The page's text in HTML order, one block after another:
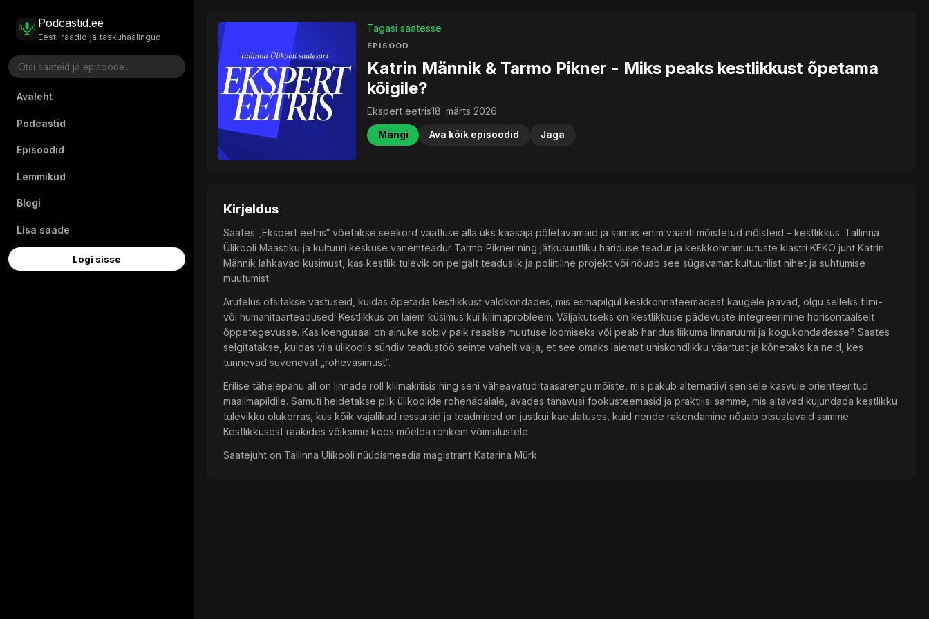
Podcastid.ee
Eesti raadio ja taskuhaalingud
Avaleht
Podcastid
Episoodid
Lemmikud
Blogi
Lisa saade
Logi sisse
Tagasi saatesse
EPISOOD
Katrin Männik & Tarmo Pikner - Miks peaks kestlikkust õpetama
kõigile?
Ekspert eetris18. märts 2026
Mängi Ava kõik episoodid Jaga
Kirjeldus
Saates „Ekspert eetris“ võetakse seekord vaatluse alla üks kaasaja põletavamaid ja samas enim vääriti mõistetud mõisteid – kestlikkus. Tallinna
Ülikooli Maastiku ja kultuuri keskuse vanemteadur Tarmo Pikner ning jätkusuutliku hariduse teadur ja keskkonnamuutuste klastri KEKO juht Katrin
Männik lahkavad küsimust, kas kestlik tulevik on pelgalt teaduslik ja poliitiline projekt või nõuab see sügavamat kultuurilist nihet ja suhtumise
muutumist.
Arutelus otsitakse vastuseid, kuidas õpetada kestlikkust valdkondades, mis esmapilgul keskkonnateemadest kaugele jäävad, olgu selleks filmi-
või humanitaarteadused. Kestlikkus on laiem küsimus kui kliimaprobleem. Väljakutseks on kestlikkuse pädevuste integreerimine horisontaalselt
õppetegevusse. Kas loengusaal on ainuke sobiv paik reaalse muutuse loomiseks või peab haridus liikuma linnaruumi ja kogukondadesse? Saates
selgitatakse, kuidas viia ülikoolis sündiv teadustöö seinte vahelt välja, et see omaks laiemat ühiskondlikku väärtust ja kõnetaks ka neid, kes
tunnevad süvenevat „roheväsimust“.
Erilise tähelepanu all on linnade roll kliimakriisis ning seni väheavatud taasarengu mõiste, mis pakub alternatiivi senisele kasvule orienteeritud
maailmapildile. Samuti heidetakse pilk ülikoolide rohenädalale, avades tänavusi fookusteemasid ja praktilisi samme, mis aitavad kujundada kestlikku
tulevikku olukorras, kus kõik vajalikud ressursid ja teadmised on justkui käeulatuses, kuid nende rakendamine nõuab otsustavaid samme.
Kestlikkusest rääkides võiksime koos mõelda rohkem võimalustele.
Saatejuht on Tallinna Ülikooli nüüdismeedia magistrant Katarina Mürk.